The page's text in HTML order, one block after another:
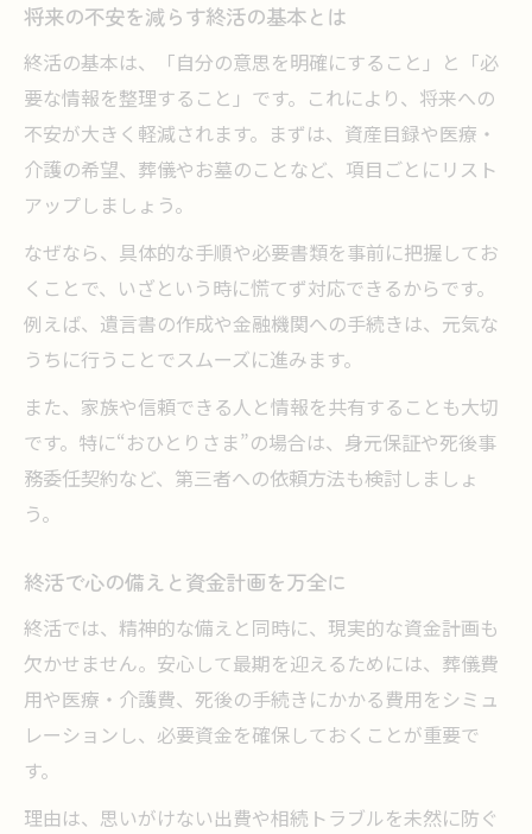
終活準備で将来の不安を小さくするコツ
エンディングノートの書き方と活用例
終活で財産・契約内容整理の進め方
終活準備と心の安心を両立させる工夫
専門家相談を活用した終活の安心対策
終活で重要な身元保証の意味と選び方
身元保証人探しと終活契約のポイント
終活で身元保証を依頼する際の注意点
専門サービス活用による終活の進め方
おひとりさまの終活と身元保証体制づくり
将来の不安を減らす終活の基本とは
終活の基本は、「自分の意思を明確にすること」と「必
要な情報を整理すること」です。これにより、将来への
不安が大きく軽減されます。まずは、資産目録や医療・
介護の希望、葬儀やお墓のことなど、項目ごとにリスト
アップしましょう。
なぜなら、具体的な手順や必要書類を事前に把握してお
くことで、いざという時に慌てず対応できるからです。
例えば、遺言書の作成や金融機関への手続きは、元気な
うちに行うことでスムーズに進みます。
また、家族や信頼できる人と情報を共有することも大切
です。特に“おひとりさま”の場合は、身元保証や死後事
務委任契約など、第三者への依頼方法も検討しましょ
う。
終活で心の備えと資金計画を万全に
終活では、精神的な備えと同時に、現実的な資金計画も
欠かせません。安心して最期を迎えるためには、葬儀費
用や医療・介護費、死後の手続きにかかる費用をシミュ
レーションし、必要資金を確保しておくことが重要で
す。
理由は、思いがけない出費や相続トラブルを未然に防ぐ